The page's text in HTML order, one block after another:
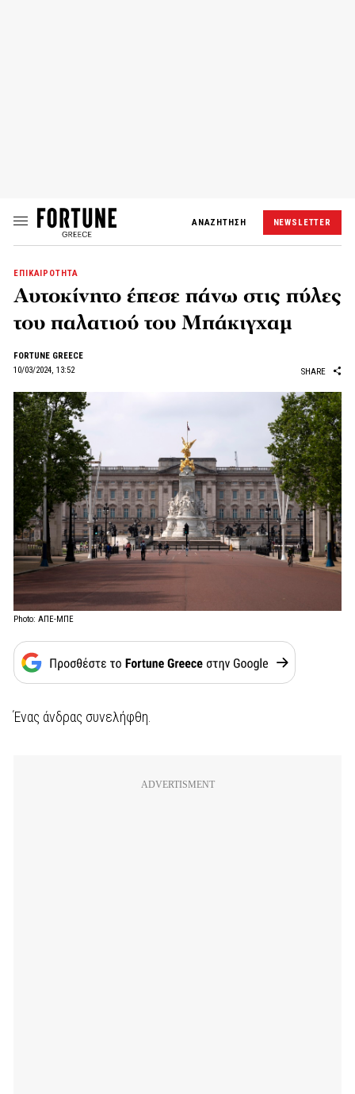
ΑΝΑΖΗΤΗΣΗ NEWSLETTER
ΕΠΙΚΑΙΡΟΤΗΤΑ
Αυτοκίνητο έπεσε πάνω στις πύλες
του παλατιού του Μπάκιγχαμ
FORTUNE GREECE
10/03/2024, 13:52
SHARE
Photo: ΑΠΕ-ΜΠΕ
Ένας άνδρας συνελήφθη.